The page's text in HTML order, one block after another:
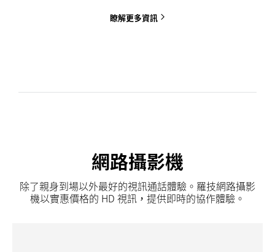
瞭解更多資訊
網路攝影機
除了親身到場以外最好的視訊通話體驗。羅技網路攝影
機以實惠價格的 HD 視訊，提供即時的協作體驗。